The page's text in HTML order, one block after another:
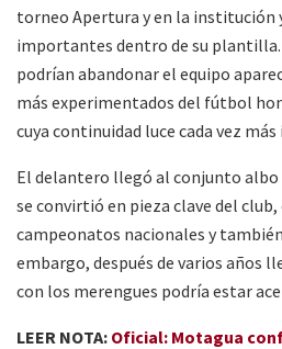
torneo Apertura y en la institución
importantes dentro de su
podrían abandonar el equipo
más experimentados del fútbol
cuya continuidad luce cada vez
El delantero llegó al conjunto albo
se convirtió en pieza clave del
campeonatos nacionales y
embargo, después de varios años
con los merengues podría estar
LEER NOTA: Oficial: Motagua